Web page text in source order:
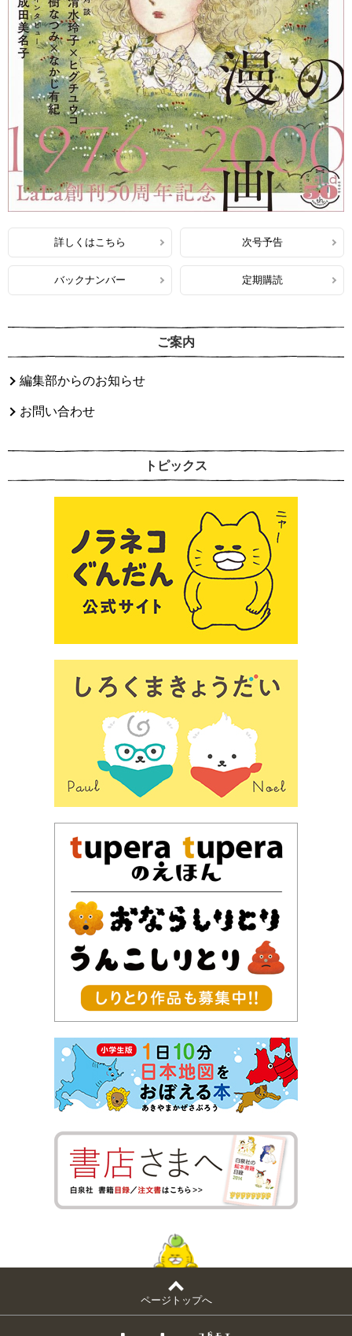
詳しくはこちら 次号予告
バックナンバー 定期購読
ご案内
編集部からのお知らせ
お問い合わせ
トピックス
ページトップへ